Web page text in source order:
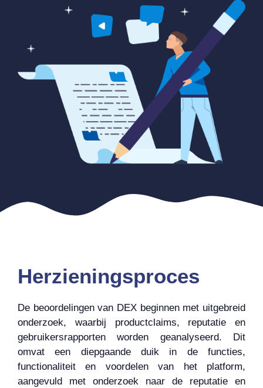
Herzieningsproces
De beoordelingen van DEX beginnen met uitgebreid
onderzoek, waarbij productclaims, reputatie en
gebruikersrapporten worden geanalyseerd. Dit
omvat een diepgaande duik in de functies,
functionaliteit en voordelen van het platform,
aangevuld met onderzoek naar de reputatie en